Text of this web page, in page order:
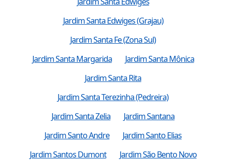
Jardim Santa Edwiges (Grajau)
Jardim Santa Fe (Zona Sul)
Jardim Santa Margarida
Jardim Santa Mônica
Jardim Santa Rita
Jardim Santa Terezinha (Pedreira)
Jardim Santa Zelia
Jardim Santana
Jardim Santo Andre
Jardim Santo Elias
Jardim Santos Dumont
Jardim São Bento Novo